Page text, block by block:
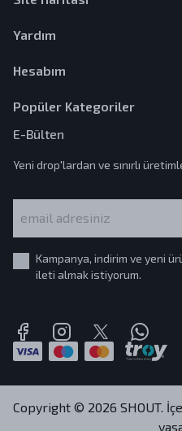
Yardım
Hesabım
Popüler Kategoriler
E-Bülten
Yeni drop'lardan ve sınırlı
Kampanya, indirim ve yeni
ileti almak istiyorum.
Copyright © 2026 SHOUT.